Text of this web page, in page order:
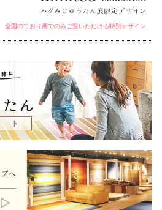
全国のており展でのみご覧いただける特別デザイン